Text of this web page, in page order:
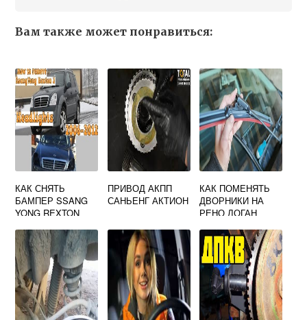
Вам также может понравиться:
КАК СНЯТЬ
БАМПЕР SSANG
YONG REXTON
ПРИВОД АКПП
САНЬЕНГ АКТИОН
КАК ПОМЕНЯТЬ
ДВОРНИКИ НА
РЕНО ЛОГАН